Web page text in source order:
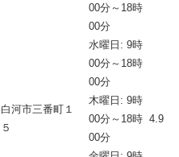
白河市三番町１
５
00分～18時
00分
水曜日: 9時
00分～18時
00分
木曜日: 9時
00分～18時
00分
4.9